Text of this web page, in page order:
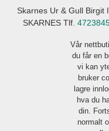
Skarnes Ur & Gull
SKARNES Tlf.
Vår
du får en
vi kan
bruker
lagre
hva du
din.
normalt